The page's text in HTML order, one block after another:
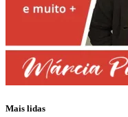
Mais lidas